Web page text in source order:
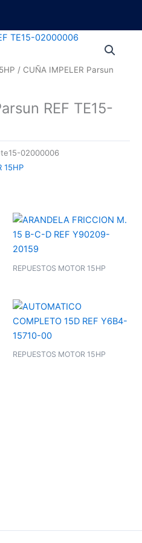
/ CUÑA IMPELER Parsun
REF TE15-
02000006
15HP
REPUESTOS MOTOR 15HP
REPUESTOS MOTOR 15HP